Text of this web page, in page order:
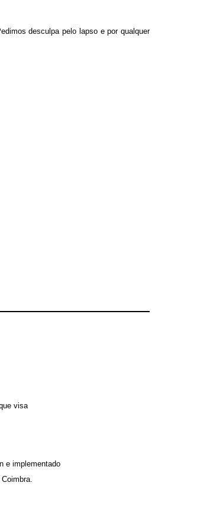
desculpa pelo lapso e por qualquer
visa
e implementado